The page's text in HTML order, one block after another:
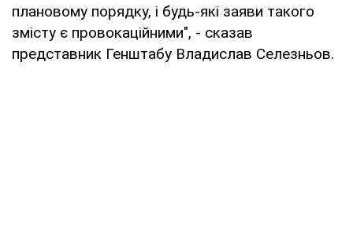
плановому порядку, і будь-які заяви такого
змісту є провокаційними", - сказав
представник Генштабу Владислав Селезньов.